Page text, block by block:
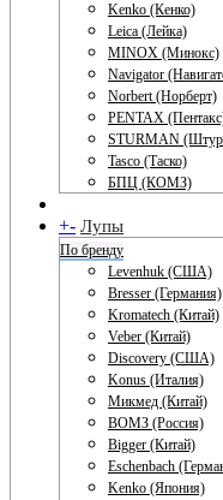
Kenko (Кенко)
Leica (Лейка)
MINOX (Минокс)
Navigator
Norbert (Норберт)
PENTAX
STURMAN
Tasco (Таско)
БПЦ (КОМЗ)
+- Лупы
По бренду
Levenhuk (США)
Bresser (Германия)
Kromatech (Китай)
Veber (Китай)
Discovery (США)
Konus (Италия)
Микмед (Китай)
ВОМЗ (Россия)
Bigger (Китай)
Eschenbach
Kenko (Япония)